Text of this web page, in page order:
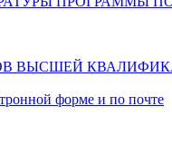
ВЫСШЕЙ
форме и по почте